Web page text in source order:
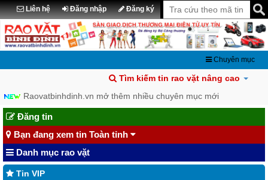
Liên hệ Đăng nhập Đăng ký
Chuyên mục
Tìm kiếm tin rao vặt nâng cao
Raovatbinhdinh.vn mở thêm nhiều chuyên mục mới
Đăng tin
Bạn đang xem tin Toàn tỉnh
Danh mục rao vặt
Tin VIP